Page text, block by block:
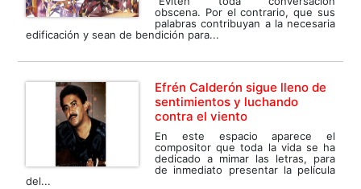
obscena. Por el contrario, que sus
palabras contribuyan a la necesaria
edificación y sean de bendición para...
Efrén Calderón sigue lleno de
sentimientos y luchando
contra el viento
En este espacio aparece el
compositor que toda la vida se ha
dedicado a mimar las letras, para
de inmediato presentar la película
del...